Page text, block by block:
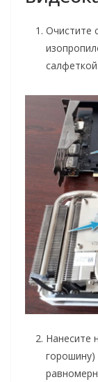
Очистите
салфеткой.
Нанесите
горошину)